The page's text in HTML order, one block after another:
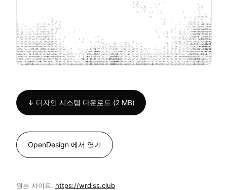
↓ 디자인 시스템 다운로드 (2 MB)
OpenDesign 에서 열기
원본 사이트: https://wrdlss.club